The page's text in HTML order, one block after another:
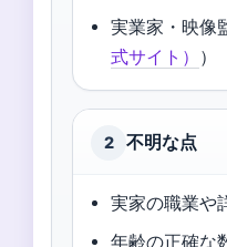
実業家・映像
式サイト） ）
2 不明な点
実家の職業や
年齢の正確な